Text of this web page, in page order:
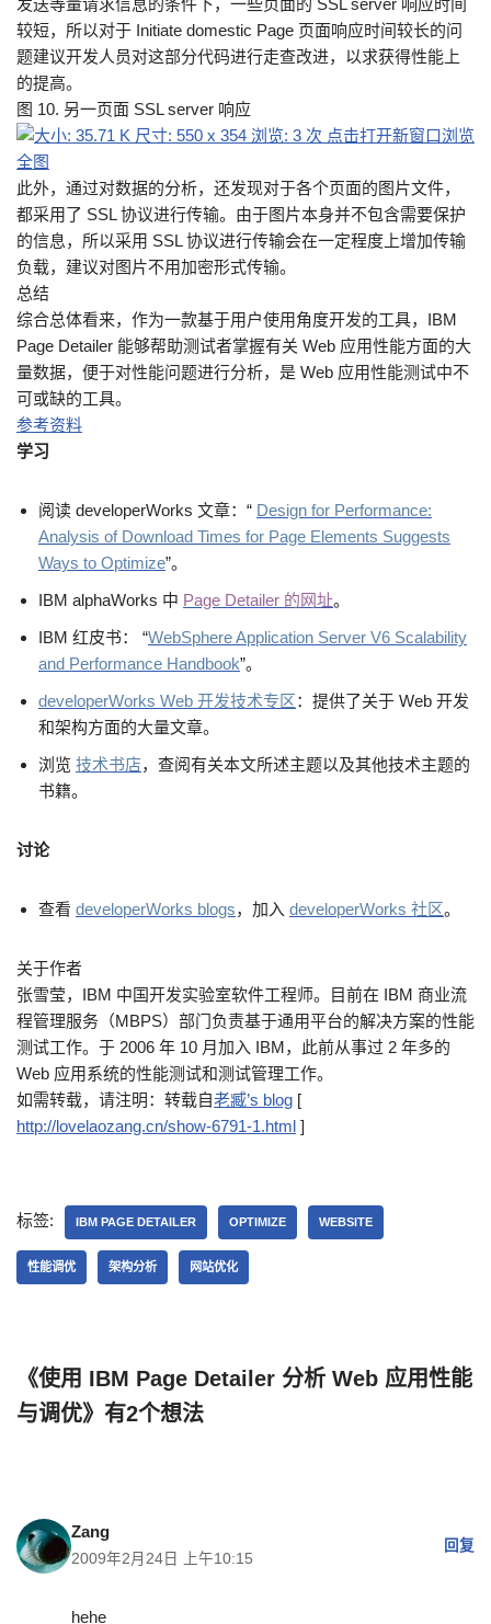
发送等量请求信息的条件下，一些页面的 SSL server 响应时间
较短，所以对于 Initiate domestic Page 页面响应时间较长的问
题建议开发人员对这部分代码进行走查改进，以求获得性能上
的提高。
图 10. 另一页面 SSL server 响应
此外，通过对数据的分析，还发现对于各个页面的图片文件，
都采用了 SSL 协议进行传输。由于图片本身并不包含需要保护
的信息，所以采用 SSL 协议进行传输会在一定程度上增加传输
负载，建议对图片不用加密形式传输。
总结
综合总体看来，作为一款基于用户使用角度开发的工具，IBM
Page Detailer 能够帮助测试者掌握有关 Web 应用性能方面的大
量数据，便于对性能问题进行分析，是 Web 应用性能测试中不
可或缺的工具。
参考资料
学习
阅读 developerWorks 文章：“ Design for Performance:
Analysis of Download Times for Page Elements Suggests
Ways to Optimize”。
IBM alphaWorks 中 Page Detailer 的网址。
IBM 红皮书： “WebSphere Application Server V6 Scalability
and Performance Handbook”。
developerWorks Web 开发技术专区：提供了关于 Web 开发
和架构方面的大量文章。
浏览 技术书店，查阅有关本文所述主题以及其他技术主题的
书籍。
讨论
查看 developerWorks blogs，加入 developerWorks 社区。
关于作者
张雪莹，IBM 中国开发实验室软件工程师。目前在 IBM 商业流
程管理服务（MBPS）部门负责基于通用平台的解决方案的性能
测试工作。于 2006 年 10 月加入 IBM，此前从事过 2 年多的
Web 应用系统的性能测试和测试管理工作。
如需转载，请注明：转载自老臧’s blog [
http://lovelaozang.cn/show-6791-1.html ]
标签: IBM PAGE DETAILER OPTIMIZE WEBSITE
性能调优 架构分析 网站优化
《使用 IBM Page Detailer 分析 Web 应用性能
与调优》有2个想法
Zang
2009年2月24日 上午10:15
回复
hehe